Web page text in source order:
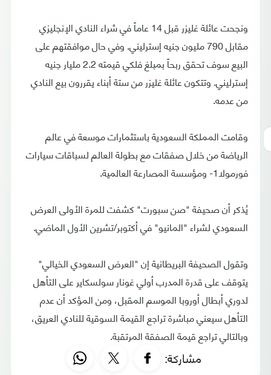
ونجحت عائلة غليزر قبل 14 عاماً في شراء النادي الإنجليزي
مقابل 790 مليون جنيه إسترليني. وفي حال موافقتهم على
البيع سوف تحقق ربحاً بمبلغ فلكي قيمته 2.2 مليار جنيه
إسترليني. وتتكون عائلة غليزر من ستة أبناء يقررون بيع النادي
من عدمه.
وقامت المملكة السعودية باستثمارات موسعة في عالم
الرياضة من خلال صفقات مع بطولة العالم لسباقات سيارات
فورمولا1- ومؤسسة المصارعة العالمية.
يُذكر أن صحيفة "صن سبورت" كشفت للمرة الأولى العرض
السعودي لشراء "المانيو" في أكتوبر/تشرين الأول الماضي.
وتقول الصحيفة البريطانية إن "العرض السعودي الخيالي"
يتوقف على قدرة المدرب أولي غونار سولسكاير على التأهل
لدوري أبطال أوروبا الموسم المقبل، ومن المؤكد أن عدم
التأهل سيعني مباشرة تراجع القيمة السوقية للنادي العريق،
وبالتالي تراجع قيمة الصفقة المرتقبة.
مشاركة: